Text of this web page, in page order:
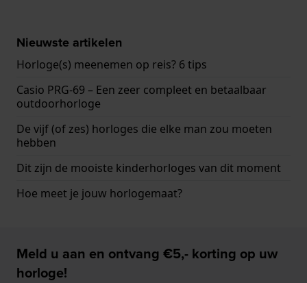
Nieuwste artikelen
Horloge(s) meenemen op reis? 6 tips
Casio PRG-69 – Een zeer compleet en betaalbaar
outdoorhorloge
De vijf (of zes) horloges die elke man zou moeten
hebben
Dit zijn de mooiste kinderhorloges van dit moment
Hoe meet je jouw horlogemaat?
Meld u aan en ontvang €5,- korting op uw
horloge!